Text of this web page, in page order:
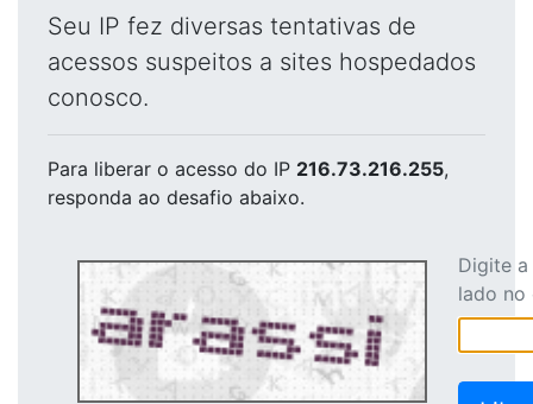
Seu IP fez diversas tentativas de
acessos suspeitos a sites hospedados
conosco.
Para liberar o acesso do IP 216.73.216.255,
responda ao desafio abaixo.
Digite
lado no